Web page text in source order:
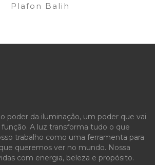
Plafon Balih
poder da iluminação, um poder que vai
A luz transforma tudo o que
trabalho como uma ferramenta para
queremos ver no mundo. Nossa
com energia, beleza e propósito.